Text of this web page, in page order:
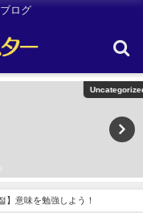
ログ
Uncategorized
】意味を勉強しよう！